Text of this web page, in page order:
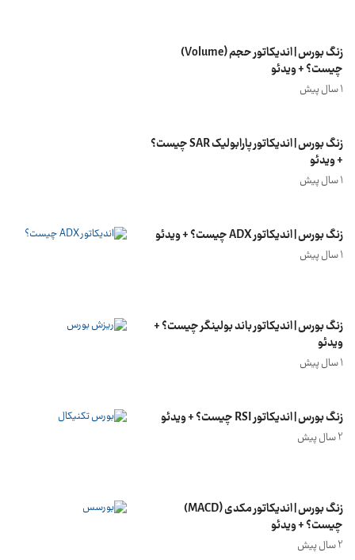
زنگ بورس | اندیکاتور حجم (Volume)
چیست؟ + ویدئو
1 سال پیش
زنگ بورس | اندیکاتور پارابولیک SAR چیست؟
+ ویدئو
1 سال پیش
زنگ بورس | اندیکاتور ADX چیست؟ + ویدئو
1 سال پیش
زنگ بورس | اندیکاتور باند بولینگر چیست؟ +
ویدئو
1 سال پیش
زنگ بورس | اندیکاتور RSI چیست؟ + ویدئو
2 سال پیش
زنگ بورس | اندیکاتور مکدی (MACD)
چیست؟ + ویدئو
2 سال پیش